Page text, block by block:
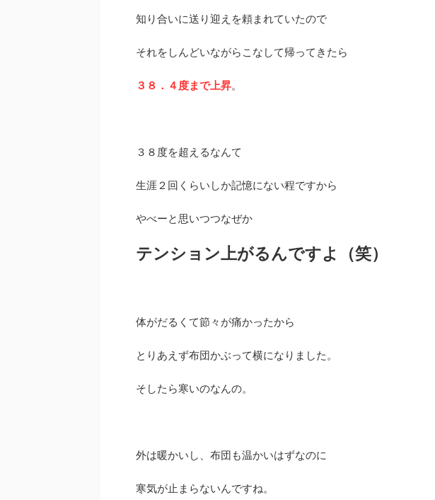
知り合いに送り迎えを頼まれていたので
それをしんどいながらこなして帰ってきたら
３８．４度まで上昇。
３８度を超えるなんて
生涯２回くらいしか記憶にない程ですから
やべーと思いつつなぜか
テンション上がるんですよ（笑）
体がだるくて節々が痛かったから
とりあえず布団かぶって横になりました。
そしたら寒いのなんの。
外は暖かいし、布団も温かいはずなのに
寒気が止まらないんですね。